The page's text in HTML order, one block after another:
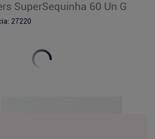
SuperSequinha 60 Un G
: 27220